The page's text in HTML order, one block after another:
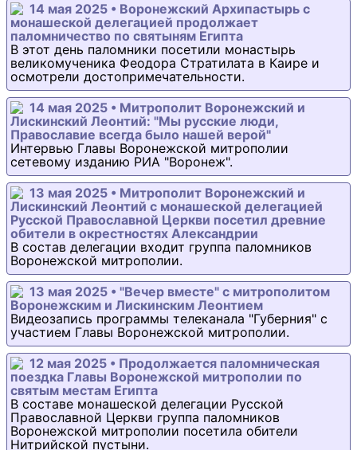
14 мая 2025 • Воронежский Архипастырь с
монашеской делегацией продолжает
паломничество по святыням Египта
В этот день паломники посетили монастырь
великомученика Феодора Стратилата в Каире и
осмотрели достопримечательности.
14 мая 2025 • Митрополит Воронежский и
Лискинский Леонтий: "Мы русские люди,
Православие всегда было нашей верой"
Интервью Главы Воронежской митрополии
сетевому изданию РИА "Воронеж".
13 мая 2025 • Митрополит Воронежский и
Лискинский Леонтий с монашеской делегацией
Русской Православной Церкви посетил древние
обители в окрестностях Александрии
В состав делегации входит группа паломников
Воронежской митрополии.
13 мая 2025 • "Вечер вместе" с митрополитом
Воронежским и Лискинским Леонтием
Видеозапись программы телеканала "Губерния" с
участием Главы Воронежской митрополии.
12 мая 2025 • Продолжается паломническая
поездка Главы Воронежской митрополии по
святым местам Египта
В составе монашеской делегации Русской
Православной Церкви группа паломников
Воронежской митрополии посетила обители
Нитрийской пустыни.